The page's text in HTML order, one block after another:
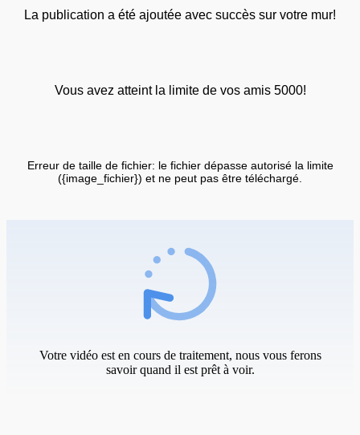
La publication a été ajoutée avec succès sur votre mur!
Vous avez atteint la limite de vos amis 5000!
Erreur de taille de fichier: le fichier dépasse autorisé la limite
({image_fichier}) et ne peut pas être téléchargé.
Votre vidéo est en cours de traitement, nous vous ferons
savoir quand il est prêt à voir.